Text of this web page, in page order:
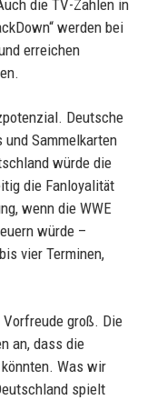
die TV-Zahlen in
werden bei
erreichen
Deutsche
und Sammelkarten
würde die
die Fanloyalität
wenn die WWE
würde –
vier Terminen,
groß. Die
an, dass die
Was wir
spielt